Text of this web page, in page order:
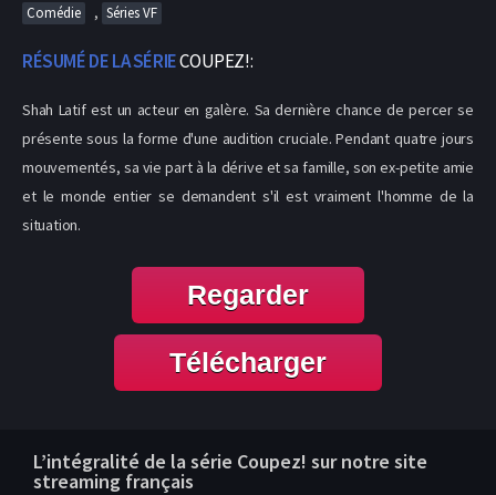
Comédie , Séries VF
RÉSUMÉ DE LA SÉRIECOUPEZ!:
Shah Latif est un acteur en galère. Sa dernière chance de percer se
présente sous la forme d'une audition cruciale. Pendant quatre jours
mouvementés, sa vie part à la dérive et sa famille, son ex-petite amie
et le monde entier se demandent s'il est vraiment l'homme de la
situation.
Regarder
Télécharger
L’intégralité de la série Coupez! sur notre site
streaming français